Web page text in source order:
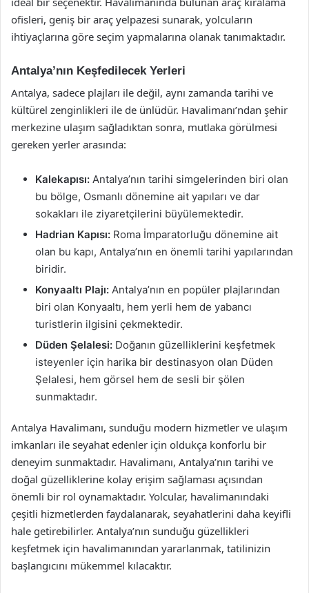
ofisleri, geniş bir araç yelpazesi sunarak, yolcuların
ihtiyaçlarına göre seçim yapmalarına olanak tanımaktadır.
Antalya’nın Keşfedilecek Yerleri
Antalya, sadece plajları ile değil, aynı zamanda tarihi ve
kültürel zenginlikleri ile de ünlüdür. Havalimanı’ndan şehir
merkezine ulaşım sağladıktan sonra, mutlaka görülmesi
gereken yerler arasında:
Kalekapısı: Antalya’nın tarihi simgelerinden biri olan
bu bölge, Osmanlı dönemine ait yapıları ve dar
sokakları ile ziyaretçilerini büyülemektedir.
Hadrian Kapısı: Roma İmparatorluğu dönemine ait
olan bu kapı, Antalya’nın en önemli tarihi yapılarından
biridir.
Konyaaltı Plajı: Antalya’nın en popüler plajlarından
biri olan Konyaaltı, hem yerli hem de yabancı
turistlerin ilgisini çekmektedir.
Düden Şelalesi: Doğanın güzelliklerini keşfetmek
isteyenler için harika bir destinasyon olan Düden
Şelalesi, hem görsel hem de sesli bir şölen
sunmaktadır.
Antalya Havalimanı, sunduğu modern hizmetler ve ulaşım
imkanları ile seyahat edenler için oldukça konforlu bir
deneyim sunmaktadır. Havalimanı, Antalya’nın tarihi ve
doğal güzelliklerine kolay erişim sağlaması açısından
önemli bir rol oynamaktadır. Yolcular, havalimanındaki
çeşitli hizmetlerden faydalanarak, seyahatlerini daha keyifli
hale getirebilirler. Antalya’nın sunduğu güzellikleri
keşfetmek için havalimanından yararlanmak, tatilinizin
başlangıcını mükemmel kılacaktır.